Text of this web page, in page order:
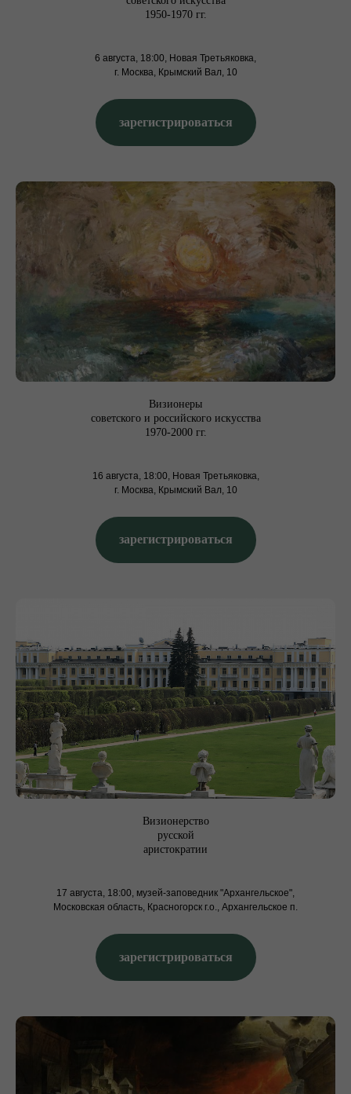
1950-1970 гг.
6 августа, 18:00, Новая Третьяковка,
г. Москва, Крымский Вал, 10
зарегистрироваться
Визионеры
советского и российского искусства
1970-2000 гг.
16 августа, 18:00, Новая Третьяковка,
г. Москва, Крымский Вал, 10
зарегистрироваться
Визионерство
русской
аристократии
17 августа, 18:00, музей-заповедник "Архангельское",
Московская область, Красногорск г.о., Архангельское п.
зарегистрироваться